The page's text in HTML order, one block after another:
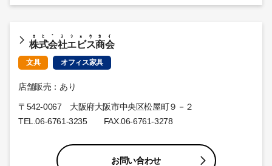
株式会社エビス商会
ｴﾋﾞｽｼｮｳｶｲ
文具 オフィス家具
店舗販売：あり
〒542-0067 大阪府大阪市中央区松屋町９－２
TEL.06-6761-3235FAX.06-6761-3278
お問い合わせ